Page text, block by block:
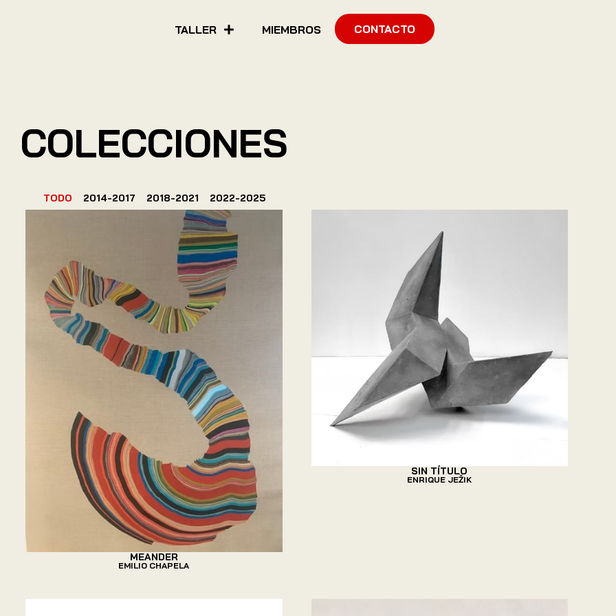
TALLER MIEMBROS CONTACTO
COLECCIONES
2014-2017 2018-2021 2022-2025
TODO
MEANDER
EMILIO CHAPELA
SIN TÍTULO
ENRIQUE JEŽIK